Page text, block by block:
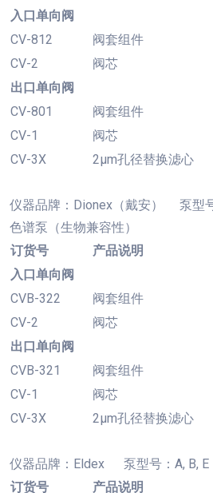
入口单向阀
CV-812
阀套组件
CV-2
阀芯
出口单向阀
CV-801
阀套组件
CV-1
阀芯
CV-3X
2µm孔径替换滤心
仪器品牌： Dionex（戴安） 泵型
色谱泵（生物兼容性）
订货号
产品说明
入口单向阀
CVB-322
阀套组件
CV-2
阀芯
出口单向阀
CVB-321
阀套组件
CV-1
阀芯
CV-3X
2µm孔径替换滤心
仪器品牌： Eldex 泵型号：A, B, E
订货号
产品说明